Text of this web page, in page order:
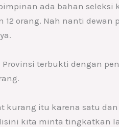
ada bahan
12 orang. Nah nanti
terbukti dengan
kurang itu karena satu
kita minta tingkatkan